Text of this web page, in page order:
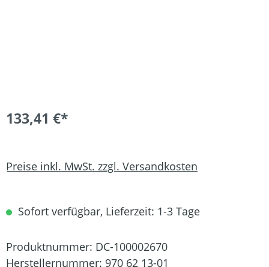
133,41 €*
Preise inkl. MwSt. zzgl. Versandkosten
Sofort verfügbar, Lieferzeit: 1-3 Tage
Produktnummer: DC-100002670
Herstellernummer: 970 62 13-01